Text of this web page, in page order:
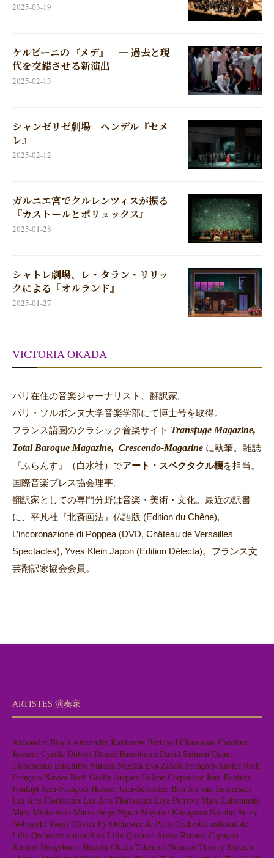
2025-03-19
ケルビーニの『メデ』 ─ 過去と現
代を交錯させる新演出
2025-02-13
シャンゼリゼ劇場 ヘンデル『セメ
レ』
2025-02-12
ガルニエ宮でクルレンツィスが振る
『カストールとポリュックス』
2025-01-28
シャトレ劇場、レ・タラン・リリッ
クによる『オルランド』
2025-01-27
VICTORIA OKADA
パリ在住の音楽ジャーナリスト、翻訳家。
パリ・ソルボンヌ大学音楽学部にて博士号を取得。
フランス語圏のクラシック音楽サイト Transfuge Magazine,
Total Baroque Magazine, Crescendo-Magazine に執筆。 雑誌
『ふらんす』（白水社）でアート・スペクタクル欄を担当。
国際音楽プレス協会理事。
翻訳家としての専門分野は音楽・美術・文化。最近の訳書
に、平凡社『北斎画法』仏語版 (Edition du Chêne),
L’incoronazione di Poppea (DVD, Château de Versailles
Spectacles), Yves Klein Japon (Edition Délecta)。フランス文
芸翻訳家協会会員。
ARTISTES 演奏家
Alexandre Bloch Alexandre Kantorow Bertrand Chamayou Caroline
Jestaedt Cyrille Dubois Daniel Barenboim David Salmon Diana
Tishchenko Ensemble Musica Nigella Eva Zaïcik François-Xavier Roth
François-Xavier Roth Gaëlle Arquez Hélène Carpentier Jean-Baptiste
Fonlupt Jean-François Heisser Jean-Sébastien Bou Jos van Immerseel
Les Arts Florissants Les Arts Florissants Liya Petrova Marc Labonnette
Marc Minkowski Marie-Ange Nguci Mayumi Kanagawa Nicolas Stavy
Nobuyuki Tsujii Olivier Py Orchestre de Paris Orchestre national de
Lille Orchestre national de Lille Quatuor Ardeo Renaud Capuçon
Samuel Hengebaert Shuichi Okada Takénori Némoto Thierry Escaich